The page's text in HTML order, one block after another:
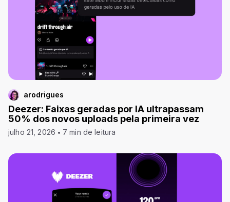
arodrigues
Deezer: Faixas geradas por IA ultrapassam
50% dos novos uploads pela primeira vez
julho 21, 2026 7 min de leitura